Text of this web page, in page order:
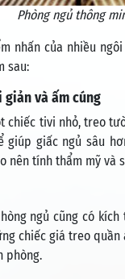
Phòng ngủ thông
nhấn của nhiều
sau:
và ấm cúng
chiếc tivi nhỏ, treo
giấc ngủ sâu
nên tính thẩm mỹ và
ngủ cũng có
chiếc giá treo
phòng.